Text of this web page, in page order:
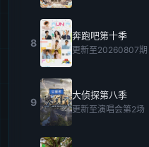
8
奔跑吧第十季
更新至20260807期
9
大侦探第八季
更新至演唱会第2场